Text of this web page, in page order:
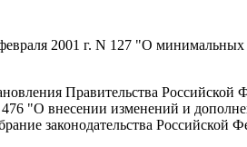
2001 г. N 127 "О
Правительства Российской
"О внесении изменений и
законодательства Российской